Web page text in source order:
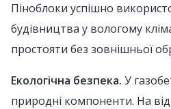
Піноблоки успішно
будівництва у вологому
простояти без зовнішньої
Екологічна безпека. У
природні компоненти. На